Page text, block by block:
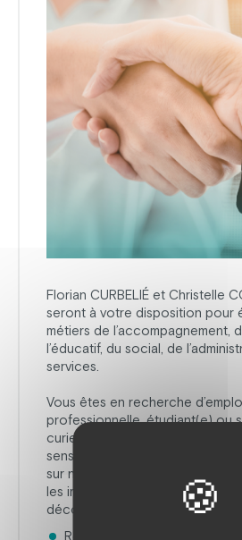
Florian CURBELIÉ et Christelle
seront à votre disposition pour
métiers de l’accompagnement,
l’éducatif, du social, de
services.
Vous êtes en recherche
professionnelle, étudiant(e) ou
curieux(se) de découvrir des
sens ? Venez nous rencontrer
sur nos professions, les
les immersions
découvrir concrètement nos
Rencontres et échanges